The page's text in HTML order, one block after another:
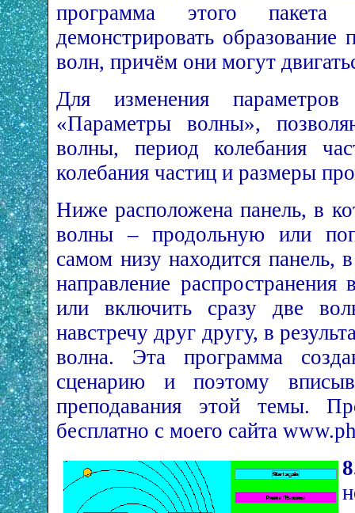
программа этого
демонстрировать
волн, причём они могут
Для изменения
«Параметры волны»,
волны, период колебания
колебания частиц и размеры
Ниже расположена панель, в
волны – продольную или
самом низу находится панель,
направление
или включить сразу две
навстречу друг другу, в
волна. Эта программа
сценарию и поэтому
преподавания этой темы.
бесплатно с моего сайта